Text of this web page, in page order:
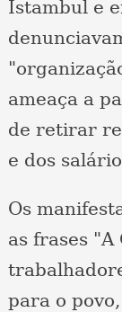
Istambul e
ameaça a
de retirar
e dos
Os
as frases
para o